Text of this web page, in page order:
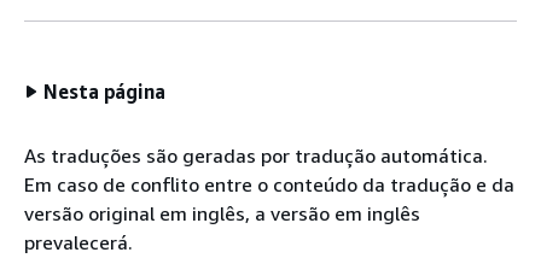
Nesta página
As traduções são geradas por tradução automática.
Em caso de conflito entre o conteúdo da tradução e da
versão original em inglês, a versão em inglês
prevalecerá.